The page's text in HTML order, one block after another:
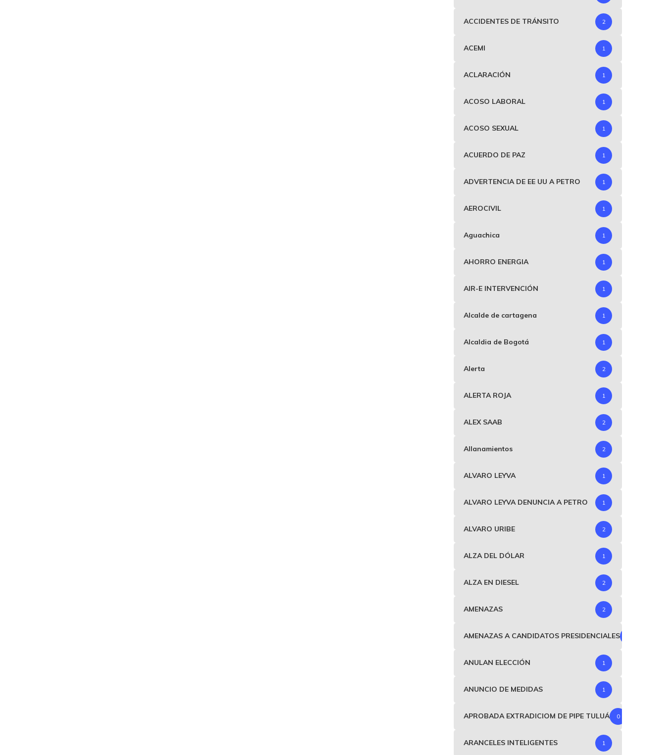
ACCIDENTES DE TRÁNSITO 2
ACEMI 1
ACLARACIÓN 1
ACOSO LABORAL 1
ACOSO SEXUAL 1
ACUERDO DE PAZ 1
ADVERTENCIA DE EE UU A PETRO 1
AEROCIVIL 1
Aguachica 1
AHORRO ENERGIA 1
AIR-E INTERVENCIÓN 1
Alcalde de cartagena 1
Alcaldia de Bogotá 1
Alerta 2
ALERTA ROJA 1
ALEX SAAB 2
Allanamientos 2
ALVARO LEYVA 1
ALVARO LEYVA DENUNCIA A PETRO 1
ALVARO URIBE 2
ALZA DEL DÓLAR 1
ALZA EN DIESEL 2
AMENAZAS 2
AMENAZAS A CANDIDATOS PRESIDENCIALES
ANULAN ELECCIÓN 1
ANUNCIO DE MEDIDAS 1
APROBADA EXTRADICIOM DE PIPE TULUÁ 0
ARANCELES INTELIGENTES 1